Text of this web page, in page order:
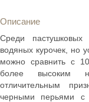
Описание
Среди пастушковых
водяных курочек, но
можно сравнить с
более высоким
отличительным
черными перьями с